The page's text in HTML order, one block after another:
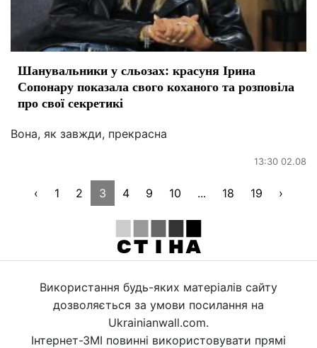
Шанувальники у сльозах: красуня Ірина
Сопонару показала свого коханого та розповіла
про свої секретикі
Вона, як завжди, прекрасна
13:30 02.08
‹ 1 2 3 4 9 10 ... 18 19 ›
Використання будь-яких матеріалів сайту
дозволяється за умови посилання на
Ukrainianwall.com.
Інтернет-ЗМІ повинні використовувати прямі